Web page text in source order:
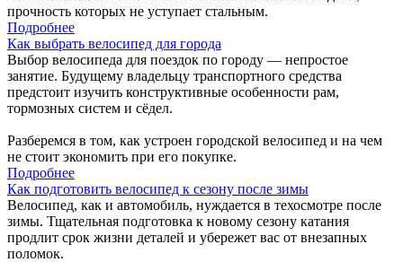
прочность которых не уступает стальным.
Подробнее
Как выбрать велосипед для города
Выбор велосипеда для поездок по городу — непростое
занятие. Будущему владельцу транспортного средства
предстоит изучить конструктивные особенности рам,
тормозных систем и сёдел.
Разберемся в том, как устроен городской велосипед и на чем
не стоит экономить при его покупке.
Подробнее
Как подготовить велосипед к сезону после зимы
Велосипед, как и автомобиль, нуждается в техосмотре после
зимы. Тщательная подготовка к новому сезону катания
продлит срок жизни деталей и убережет вас от внезапных
поломок.